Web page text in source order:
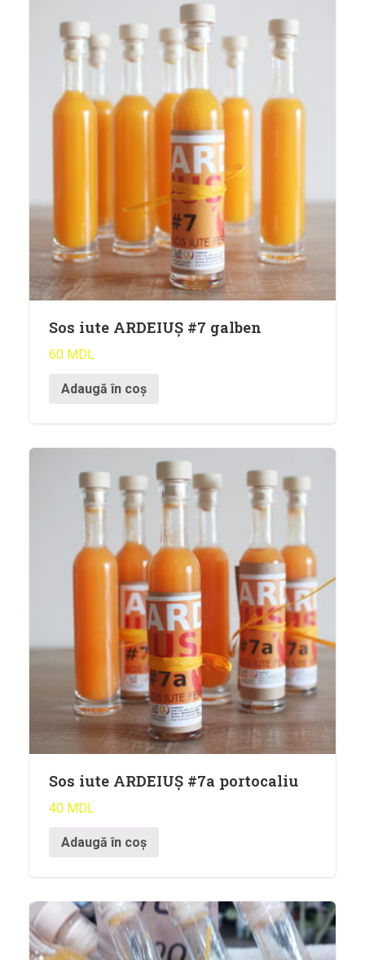
Sos iute ARDEIUȘ #7 galben
60 MDL
Adaugă în coș
Sos iute ARDEIUȘ #7a portocaliu
40 MDL
Adaugă în coș